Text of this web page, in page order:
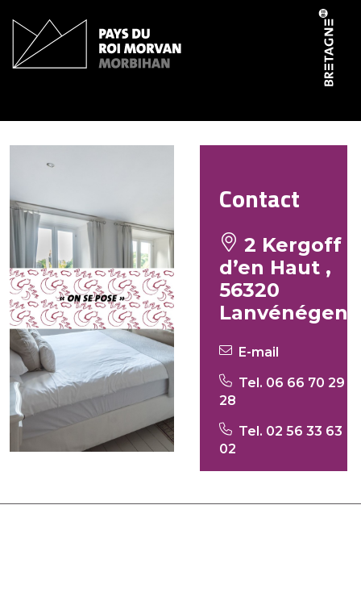
Contact
2 Kergoff
d’en Haut ,
56320
Lanvénégen
E-mail
Tel. 06 66 70 29
28
Tel. 02 56 33 63
02